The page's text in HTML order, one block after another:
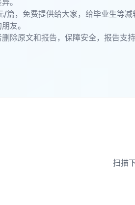
/篇，免费提供给大家，给毕业生等
友。
除原文和报告，保障安全，报告支持
扫描